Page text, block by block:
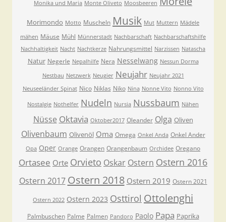
Monika und Maria Monte Oliveto Moosbeeren
Morimondo Motto Muscheln Musik Mut Muttern Mädele
mähen Mäuse Mühl Münnerstadt Nachbarschaft Nachbarschaftshilfe
Nachhaltigkeit Nacht Nachtkerze Nahrungsmittel Narzissen Natascha
Natur Negerle Nepalhilfe Nera Nesselwang Nessun Dorma
Nestbau Netzwerk Neugier Neujahr Neujahr 2021
Neuseeländer Spinat Nico Niklas Niko Nina Nonne Vito Nonno Vito
Nostalgie Nothelfer Nudeln Nursia Nussbaum Nähen
Nüsse Oktavia Oktober2017 Oleander Olga Oliven
Olivenbaum Olivenöl Oma Omega Onkel Anda Onkel Ander
Opa Oper Orange Orangen Orangenbaum Orchidee Oregano
Ortasee Orte Orvieto Oskar Ostern Ostern 2016
Ostern 2017 Ostern 2018 Ostern 2019 Ostern 2021
Ostern 2022 Ostern 2023 Osttirol Ottolenghi
Palmbuschen Palme Palmen Pandoro Paolo Papa Paprika